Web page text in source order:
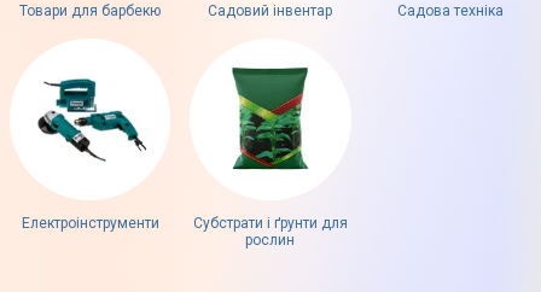
Товари для барбекю Садовий інвентар Садова техніка
Електроінструменти
Субстрати і ґрунти для
рослин